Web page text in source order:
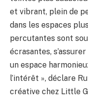
et vibrant, plein de
dans les espaces
percutantes sont
écrasantes,
un espace
l’intérêt », déclare
créative chez Little